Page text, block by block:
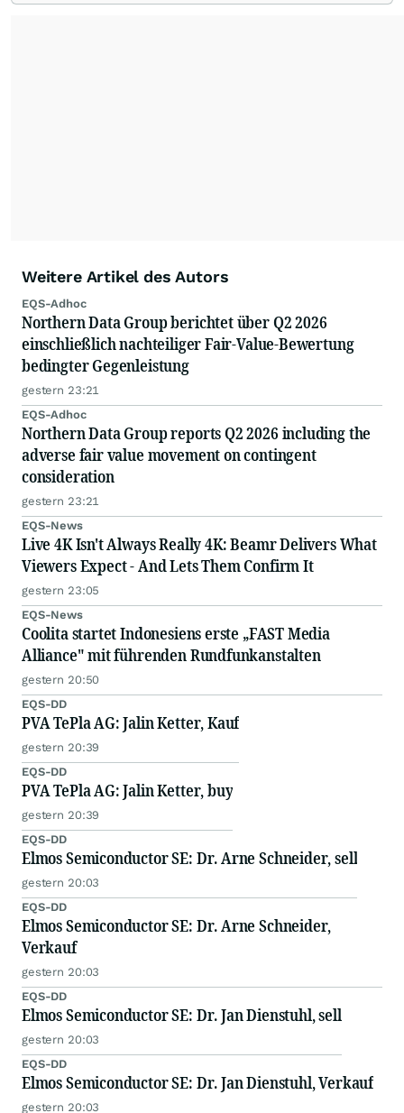
Weitere Artikel des Autors
EQS-Adhoc
Northern Data Group berichtet über Q2 2026
einschließlich nachteiliger Fair-Value-Bewertung
bedingter Gegenleistung
gestern 23:21
EQS-Adhoc
Northern Data Group reports Q2 2026 including the
adverse fair value movement on contingent
consideration
gestern 23:21
EQS-News
Live 4K Isn't Always Really 4K: Beamr Delivers What
Viewers Expect - And Lets Them Confirm It
gestern 23:05
EQS-News
Coolita startet Indonesiens erste „FAST Media
Alliance" mit führenden Rundfunkanstalten
gestern 20:50
EQS-DD
PVA TePla AG: Jalin Ketter, Kauf
gestern 20:39
EQS-DD
PVA TePla AG: Jalin Ketter, buy
gestern 20:39
EQS-DD
Elmos Semiconductor SE: Dr. Arne Schneider, sell
gestern 20:03
EQS-DD
Elmos Semiconductor SE: Dr. Arne Schneider,
Verkauf
gestern 20:03
EQS-DD
Elmos Semiconductor SE: Dr. Jan Dienstuhl, sell
gestern 20:03
EQS-DD
Elmos Semiconductor SE: Dr. Jan Dienstuhl, Verkauf
gestern 20:03